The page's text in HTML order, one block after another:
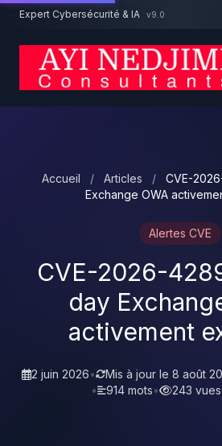
Aller au contenu principal
Expert Cybersécurité & IA v9.0
Accueil / Articles /
CVE-
Exchange OWA
Alertes CVE
CVE-2026-
day
activement
2 juin 2026• Mis à jour le 8 août
•
914 mots• 243 vues
Un projet cybersécurité ?